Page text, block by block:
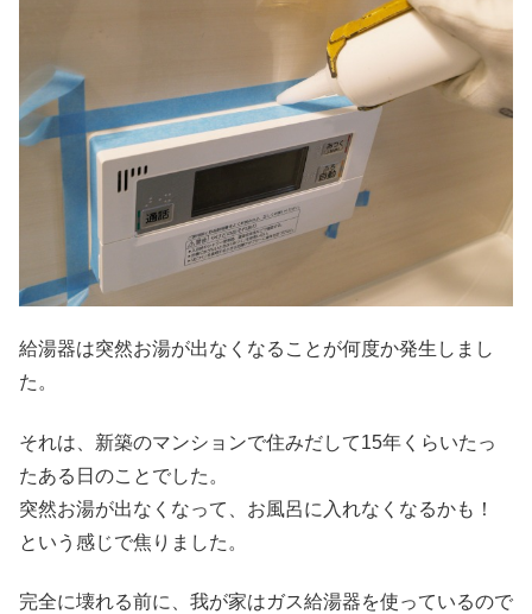
給湯器は突然お湯が出なくなることが何度か発生しまし
た。
それは、新築のマンションで住みだして15年くらいたっ
たある日のことでした。
突然お湯が出なくなって、お風呂に入れなくなるかも！
という感じで焦りました。
完全に壊れる前に、我が家はガス給湯器を使っているので